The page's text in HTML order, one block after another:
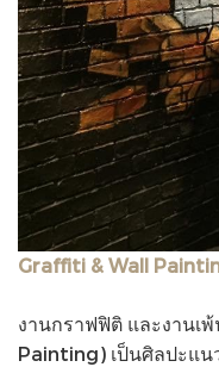
Graffiti & Wall
งานกราฟฟิติ และงานเ
Painting) เป็นศิลปะแ